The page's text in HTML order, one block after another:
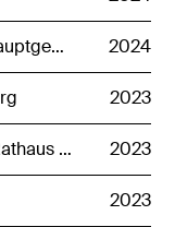
AAC — Das Denkmal der Zukunft! Hauptgebäude RWTH Aachen 2024
2023
SOT — Erweiterung und Sanierung Rathaus Sottrum 2023
2023